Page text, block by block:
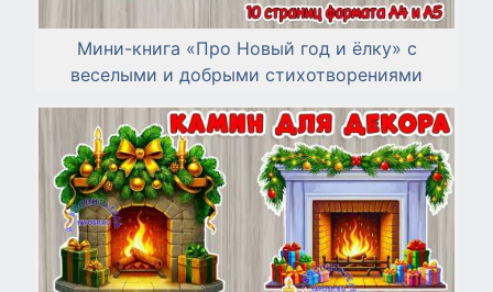
Мини-книга «Про Новый год и ёлку» с
веселыми и добрыми стихотворениями